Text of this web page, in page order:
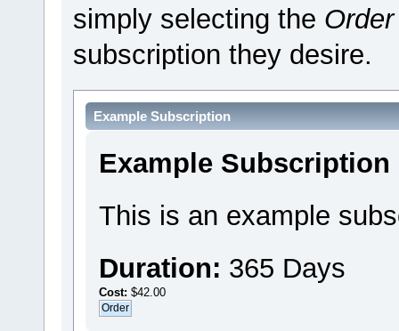
simply selecting the Order
subscription they desire.
Example Subscription
Example Subscription
This is an example
Duration: 365 Days
Cost: $42.00